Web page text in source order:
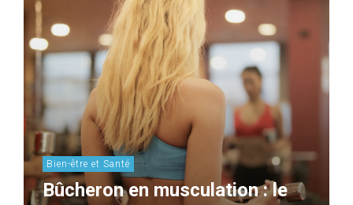
Bien-être et Santé
Bûcheron en musculation : le